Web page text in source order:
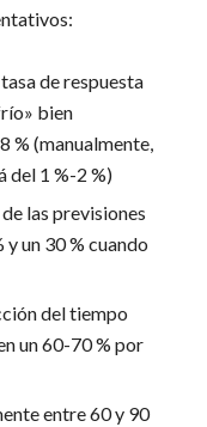
de respuesta
bien
% (manualmente,
del 1 %-2 %)
las previsiones
y un 30 % cuando
del tiempo
un 60-70 % por
entre 60 y 90